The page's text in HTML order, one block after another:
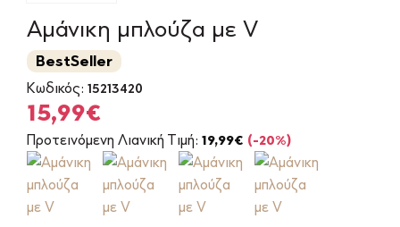
Αμάνικη μπλούζα με V
BestSeller
Κωδικός: 15213420
Original
price
was:
19,99€.
15,99€Η
τρέχουσα
τιμή
είναι:
15,99€.
Προτεινόμενη Λιανική Τιμή: 19,99€ (-20%)